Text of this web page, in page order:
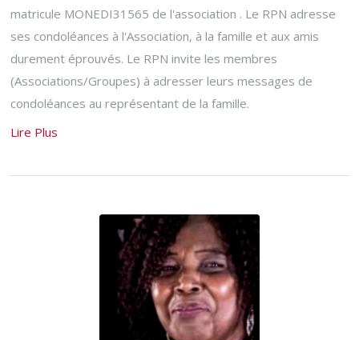
matricule MONEDI31565 de l'association . Le RPN adresse
ses condoléances à l'Association, à la famille et aux amis
durement éprouvés. Le RPN invite les membres
(Associations/Groupes) à adresser leurs messages de
condoléances au représentant de la famille.
Lire Plus